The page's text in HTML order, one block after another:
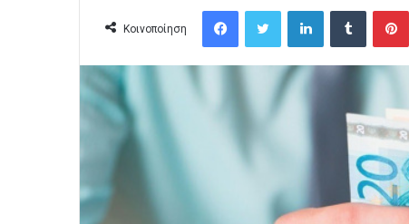
Κοινοποίηση